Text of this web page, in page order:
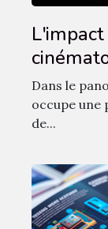
Dans le
occupe une
de...